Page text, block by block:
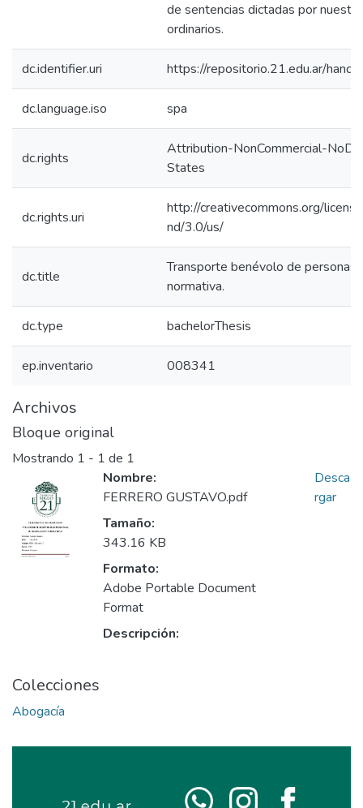
de sentencias dictadas por
ordinarios.
dc.identifier.uri https://repositorio.21.edu.ar/
dc.language.iso spa
dc.rights
Attribution-NonCommercial-
States
dc.rights.uri
http://creativecommons.org/
nd/3.0/us/
dc.title
Transporte benévolo de personas,
normativa.
dc.type bachelorThesis
ep.inventario 008341
Archivos
Bloque original
Mostrando 1 - 1 de 1
Nombre:
FERRERO GUSTAVO.pdf
Tamaño:
343.16 KB
Formato:
Adobe Portable Document
Format
Descripción:
Desca
rgar
Colecciones
Abogacía